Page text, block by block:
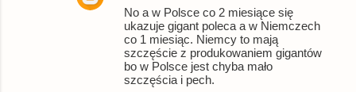
No a w Polsce co 2 miesiące się
ukazuje gigant poleca a w Niemczech
co 1 miesiąc. Niemcy to mają
szczęście z produkowaniem gigantów
bo w Polsce jest chyba mało
szczęścia i pech.